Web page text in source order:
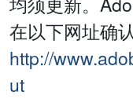
在以下网址确认
http://
ut